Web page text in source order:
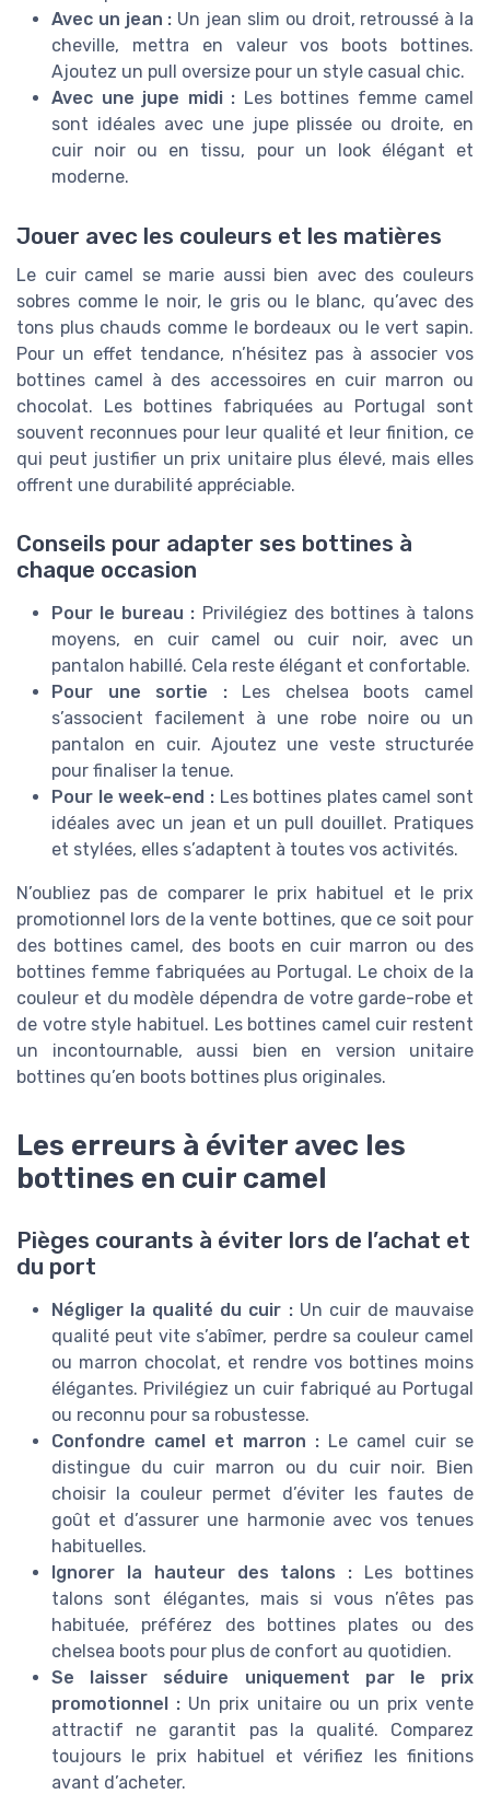
Avec un jean : Un jean slim ou droit, retroussé à la
cheville, mettra en valeur vos boots bottines.
Ajoutez un pull oversize pour un style casual chic.
Avec une jupe midi : Les bottines femme camel
sont idéales avec une jupe plissée ou droite, en
cuir noir ou en tissu, pour un look élégant et
moderne.
Jouer avec les couleurs et les matières
Le cuir camel se marie aussi bien avec des couleurs
sobres comme le noir, le gris ou le blanc, qu’avec des
tons plus chauds comme le bordeaux ou le vert sapin.
Pour un effet tendance, n’hésitez pas à associer vos
bottines camel à des accessoires en cuir marron ou
chocolat. Les bottines fabriquées au Portugal sont
souvent reconnues pour leur qualité et leur finition, ce
qui peut justifier un prix unitaire plus élevé, mais elles
offrent une durabilité appréciable.
Conseils pour adapter ses bottines à
chaque occasion
Pour le bureau : Privilégiez des bottines à talons
moyens, en cuir camel ou cuir noir, avec un
pantalon habillé. Cela reste élégant et confortable.
Pour une sortie :Les chelsea boots camel
s’associent facilement à une robe noire ou un
pantalon en cuir. Ajoutez une veste structurée
pour finaliser la tenue.
Pour le week-end :Les bottines plates camel sont
idéales avec un jean et un pull douillet. Pratiques
et stylées, elles s’adaptent à toutes vos activités.
N’oubliez pas de comparer le prix habituel et le prix
promotionnel lors de la vente bottines, que ce soit pour
des bottines camel, des boots en cuir marron ou des
bottines femme fabriquées au Portugal. Le choix de la
couleur et du modèle dépendra de votre garde-robe et
de votre style habituel. Les bottines camel cuir restent
un incontournable, aussi bien en version unitaire
bottines qu’en boots bottines plus originales.
Les erreurs à éviter avec les
bottines en cuir camel
Pièges courants à éviter lors de l’achat et
du port
Négliger la qualité du cuir :Un cuir de mauvaise
qualité peut vite s’abîmer, perdre sa couleur camel
ou marron chocolat, et rendre vos bottines moins
élégantes. Privilégiez un cuir fabriqué au Portugal
ou reconnu pour sa robustesse.
Confondre camel et marron : Le camel cuir se
distingue du cuir marron ou du cuir noir. Bien
choisir la couleur permet d’éviter les fautes de
goût et d’assurer une harmonie avec vos tenues
habituelles.
Ignorer la hauteur des talons : Les bottines
talons sont élégantes, mais si vous n’êtes pas
habituée, préférez des bottines plates ou des
chelsea boots pour plus de confort au quotidien.
Se laisser séduire uniquement par le prix
promotionnel : Un prix unitaire ou un prix vente
attractif ne garantit pas la qualité. Comparez
toujours le prix habituel et vérifiez les finitions
avant d’acheter.